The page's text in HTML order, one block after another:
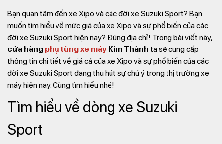
Không có sản phẩm nào trong giỏ hàng
Bạn quan tâm đến xe Xipo và các đời xe Suzuki Sport? Bạn
muốn tìm hiểu về mức giá của xe Xipo và sự phổ biến của các
đời xe Suzuki Sport hiện nay? Đúng địa chỉ! Trong bài viết này,
cửa hàng phụ tùng xe máy Kim Thành ta sẽ cung cấp
thông tin chi tiết về giá cả của xe Xipo và sự phổ biến của các
đời xe Suzuki Sport đang thu hút sự chú ý trong thị trường xe
máy hiện nay. Cùng tìm hiểu nhé!
Tìm hiểu về dòng xe Suzuki
Sport